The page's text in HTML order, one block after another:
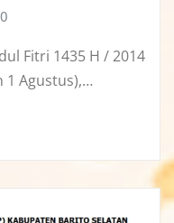
0
Fitri 1435 H / 2014
1 Agustus),…